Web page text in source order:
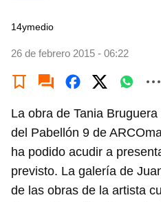
14ymedio
26 de febrero 2015 - 06:22
La obra de Tania
del Pabellón 9 de
ha podido acudir a
previsto. La galería de
de las obras de la artista